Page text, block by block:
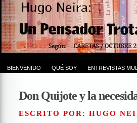
BIENVENIDO QUÉ SOY ENTREVISTAS
Don Quijote y la
ESCRITO POR: HUGO